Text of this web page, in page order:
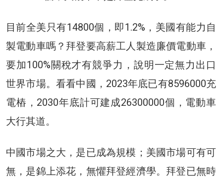
目前全美只有14800個，即1.2%，美國有能力自
製電動車嗎？拜登要高薪工人製造廉價電動車，
要加100%關稅才有競爭力，說明一定無力出口
世界市場。看看中國，2023年底已有8596000充
電樁，2030年底計可建成26300000個，電動車
大行其道。
中國市場之大，是已成為規模；美國市場可有可
無，是錦上添花，無懼拜登經濟學。拜登已無時